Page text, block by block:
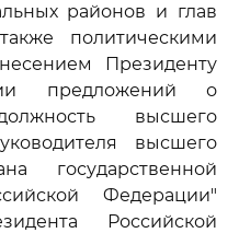
районов и глав
политическими
Президенту
предложений о
высшего
высшего
государственной
Федерации"
Российской